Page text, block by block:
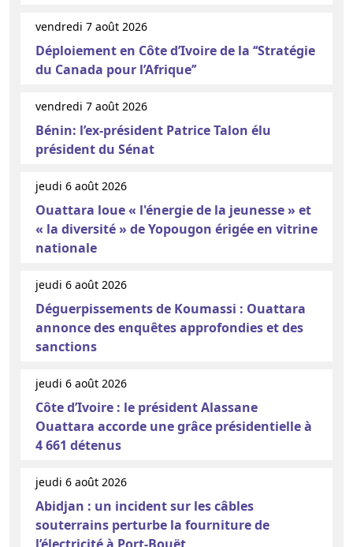
vendredi 7 août 2026
Déploiement en Côte d’Ivoire de la ‘‘Stratégie
du Canada pour l’Afrique’’
vendredi 7 août 2026
Bénin: l’ex-président Patrice Talon élu
président du Sénat
jeudi 6 août 2026
Ouattara loue « l'énergie de la jeunesse » et
« la diversité » de Yopougon érigée en vitrine
nationale
jeudi 6 août 2026
Déguerpissements de Koumassi : Ouattara
annonce des enquêtes approfondies et des
sanctions
jeudi 6 août 2026
Côte d’Ivoire : le président Alassane
Ouattara accorde une grâce présidentielle à
4 661 détenus
jeudi 6 août 2026
Abidjan : un incident sur les câbles
souterrains perturbe la fourniture de